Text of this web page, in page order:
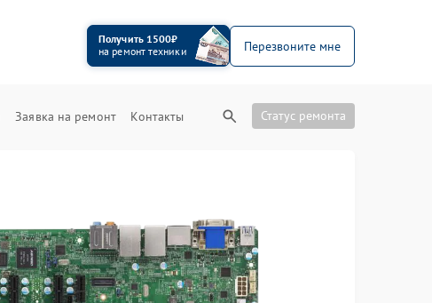
Получить 1500₽
на ремонт техники
Перезвоните мне
Заявка на ремонт Контакты Статус ремонта